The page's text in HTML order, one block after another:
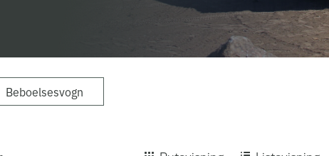
Beboelsesvogn